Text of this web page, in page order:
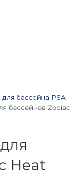
бассейна PSA
бассейнов Zodiac
Heat